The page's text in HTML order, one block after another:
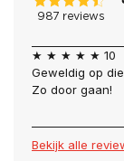
★ ★ ★ ★ ★ 10
Geweldig op
Zo door gaan!
Bekijk alle